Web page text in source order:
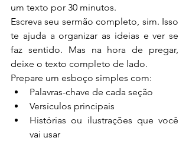
um texto por 30 minutos.
Escreva seu sermão completo, sim. Isso
te ajuda a organizar as ideias e ver se
faz sentido. Mas na hora de pregar,
deixe o texto completo de lado.
Prepare um esboço simples com:
Palavras-chave de cada seção
Versículos principais
Histórias ou ilustrações que você
vai usar